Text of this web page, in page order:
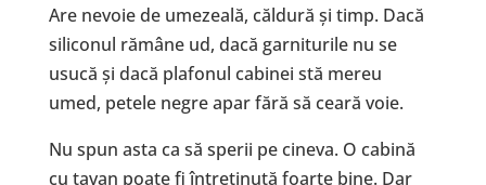
Are nevoie de umezeală, căldură și timp. Dacă
siliconul rămâne ud, dacă garniturile nu se
usucă și dacă plafonul cabinei stă mereu
umed, petele negre apar fără să ceară voie.
Nu spun asta ca să sperii pe cineva. O cabină
cu tavan poate fi întreținută foarte bine. Dar